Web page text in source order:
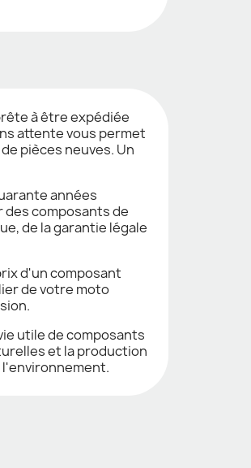
à être expédiée
attente vous permet
pièces neuves. Un
années
composants de
de la garantie légale
d'un composant
de votre moto
utile de composants
et la production
l'environnement.